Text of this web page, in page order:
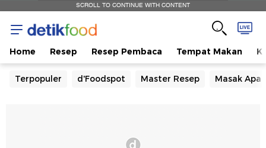
SCROLL TO CONTINUE WITH CONTENT
Home Resep Resep Pembaca Tempat Makan
Terpopuler d'Foodspot Master Resep Masak Apa